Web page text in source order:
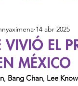
FIGURAS
VIVIÓ EL
MÉXICO
14 abr 2025
Bang Chan Lee Know